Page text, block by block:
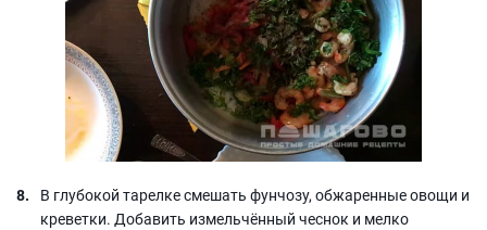
В глубокой тарелке смешать фунчозу, обжаренные овощи и
креветки. Добавить измельчённый чеснок и мелко